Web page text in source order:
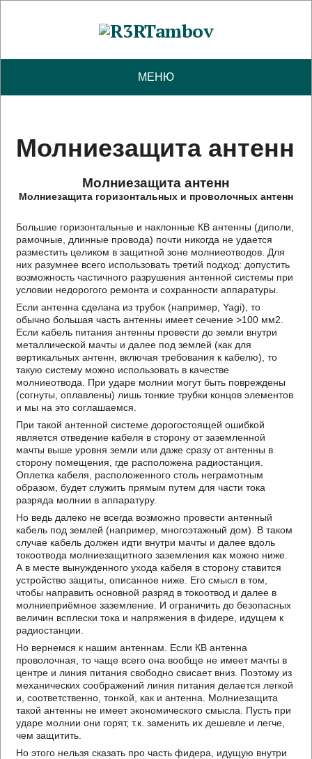
МЕНЮ
Молниезащита антенн
Молниезащита антенн
Молниезащита горизонтальных и проволочных антенн
Большие горизонтальные и наклонные КВ антенны (диполи,
рамочные, длинные провода) почти никогда не удается
разместить целиком в защитной зоне молниеотводов. Для
них разумнее всего использовать третий подход: допустить
возможность частичного разрушения антенной системы при
условии недорогого ремонта и сохранности аппаратуры.
Если антенна сделана из трубок (например, Yagi), то
обычно большая часть антенны имеет сечение >100 мм2.
Если кабель питания антенны провести до земли внутри
металлической мачты и далее под землей (как для
вертикальных антенн, включая требования к кабелю), то
такую систему можно использовать в качестве
молниеотвода. При ударе молнии могут быть повреждены
(согнуты, оплавлены) лишь тонкие трубки концов элементов
и мы на это соглашаемся.
При такой антенной системе дорогостоящей ошибкой
является отведение кабеля в сторону от заземленной
мачты выше уровня земли или даже сразу от антенны в
сторону помещения, где расположена радиостанция.
Оплетка кабеля, расположенного столь неграмотным
образом, будет служить прямым путем для части тока
разряда молнии в аппаратуру.
Но ведь далеко не всегда возможно провести антенный
кабель под землей (например, многоэтажный дом). В таком
случае кабель должен идти внутри мачты и далее вдоль
токоотвода молниезащитного заземления как можно ниже.
А в месте вынужденного ухода кабеля в сторону ставится
устройство защиты, описанное ниже. Его смысл в том,
чтобы направить основной разряд в токоотвод и далее в
молниеприёмное заземление. И ограничить до безопасных
величин всплески тока и напряжения в фидере, идущем к
радиостанции.
Но вернемся к нашим антеннам. Если КВ антенна
проволочная, то чаще всего она вообще не имеет мачты в
центре и линия питания свободно свисает вниз. Поэтому из
механических соображений линия питания делается легкой
и, соответственно, тонкой, как и антенна. Молниезащита
такой антенны не имеет экономического смысла. Пусть при
ударе молнии они горят, т.к. заменить их дешевле и легче,
чем защитить.
Но этого нельзя сказать про часть фидера, идущую внутри